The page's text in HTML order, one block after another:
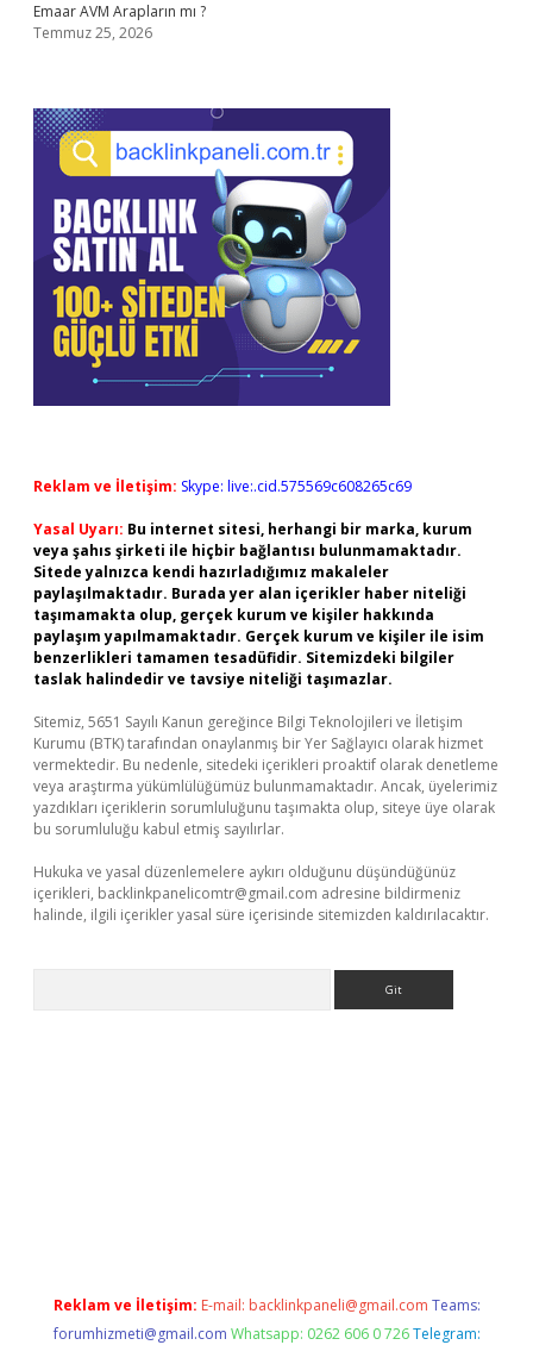
Emaar AVM Arapların mı ?
Temmuz 25, 2026
Reklam ve İletişim: Skype: live:.cid.575569c608265c69
Yasal Uyarı: Bu internet sitesi, herhangi bir marka, kurum
veya şahıs şirketi ile hiçbir bağlantısı bulunmamaktadır.
Sitede yalnızca kendi hazırladığımız makaleler
paylaşılmaktadır. Burada yer alan içerikler haber niteliği
taşımamakta olup, gerçek kurum ve kişiler hakkında
paylaşım yapılmamaktadır. Gerçek kurum ve kişiler ile isim
benzerlikleri tamamen tesadüfidir. Sitemizdeki bilgiler
taslak halindedir ve tavsiye niteliği taşımazlar.
Sitemiz, 5651 Sayılı Kanun gereğince Bilgi Teknolojileri ve İletişim
Kurumu (BTK) tarafından onaylanmış bir Yer Sağlayıcı olarak hizmet
vermektedir. Bu nedenle, sitedeki içerikleri proaktif olarak denetleme
veya araştırma yükümlülüğümüz bulunmamaktadır. Ancak, üyelerimiz
yazdıkları içeriklerin sorumluluğunu taşımakta olup, siteye üye olarak
bu sorumluluğu kabul etmiş sayılırlar.
Hukuka ve yasal düzenlemelere aykırı olduğunu düşündüğünüz
içerikleri, backlinkpanelicomtr@gmail.com adresine bildirmeniz
halinde, ilgili içerikler yasal süre içerisinde sitemizden kaldırılacaktır.
Reklam ve İletişim: E-mail: backlinkpaneli@gmail.com Teams:
forumhizmeti@gmail.com Whatsapp: 0262 606 0 726 Telegram: